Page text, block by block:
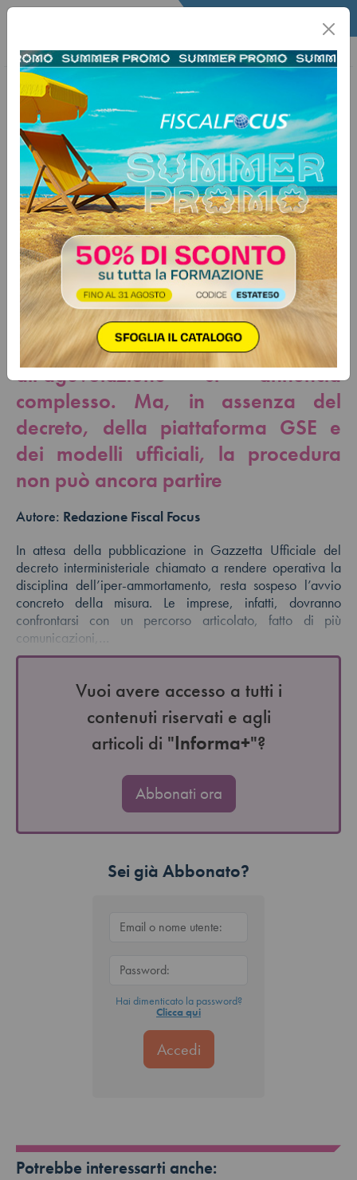
Home Informa+ Informa piu Imprese
26 maggio 2026
Categorie: Agevolazioni Imprese
Iperammortamento in standby:
procedure pronte ma manca il
decreto attuativo
Tra comunicazioni preventive,
conferme, monitoraggi, perizie
asseverate e certificazione
contabile, l’accesso
all’agevolazione si annuncia
complesso. Ma, in assenza del
decreto, della piattaforma GSE e
dei modelli ufficiali, la procedura
non può ancora partire
Autore: Redazione Fiscal Focus
In attesa della pubblicazione in Gazzetta Ufficiale del
decreto interministeriale chiamato a rendere operativa la
disciplina dell’iper-ammortamento, resta sospeso l’avvio
concreto della misura. Le imprese, infatti, dovranno
confrontarsi con un percorso articolato, fatto di più
comunicazioni,…
Vuoi avere accesso a tutti i
contenuti riservati e agli
articoli di "Informa+"?
Abbonati ora
Sei già Abbonato?
Hai dimenticato la password?
Clicca qui
Potrebbe interessarti anche: